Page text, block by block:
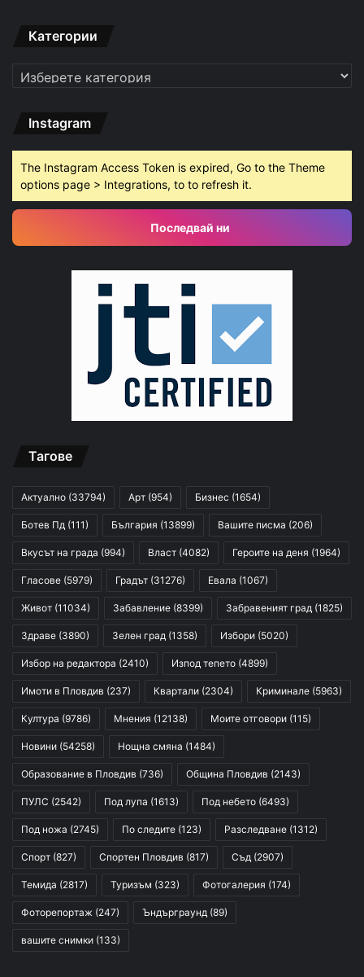
Категории
Категории
Instagram
The Instagram Access Token is expired, Go to the Theme
options page > Integrations, to to refresh it.
Последвай ни
Тагове
Актуално (33794) Арт (954) Бизнес (1654)
Ботев Пд (111) България (13899) Вашите писма (206)
Вкусът на града (994) Власт (4082) Героите на деня (1964)
Гласове (5979) Градът (31276) Евала (1067)
Живот (11034) Забавление (8399) Забравеният град (1825)
Здраве (3890) Зелен град (1358) Избори (5020)
Избор на редактора (2410) Изпод тепето (4899)
Имоти в Пловдив (237) Квартали (2304) Криминале (5963)
Култура (9786) Мнения (12138) Моите отговори (115)
Новини (54258) Нощна смяна (1484)
Образование в Пловдив (736) Община Пловдив (2143)
ПУЛС (2542) Под лупа (1613) Под небето (6493)
Под ножа (2745) По следите (123) Разследване (1312)
Спорт (827) Спортен Пловдив (817) Съд (2907)
Темида (2817) Туризъм (323) Фотогалерия (174)
Фоторепортаж (247) Ъндърграунд (89)
вашите снимки (133)